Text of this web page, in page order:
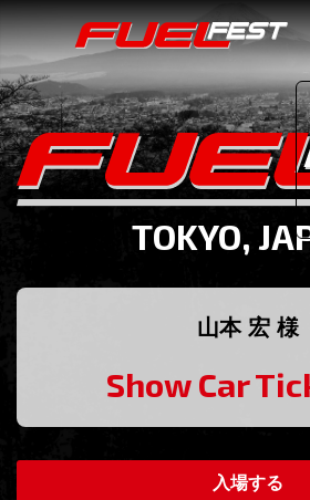
TOKYO,
山本 宏 様
Show Car